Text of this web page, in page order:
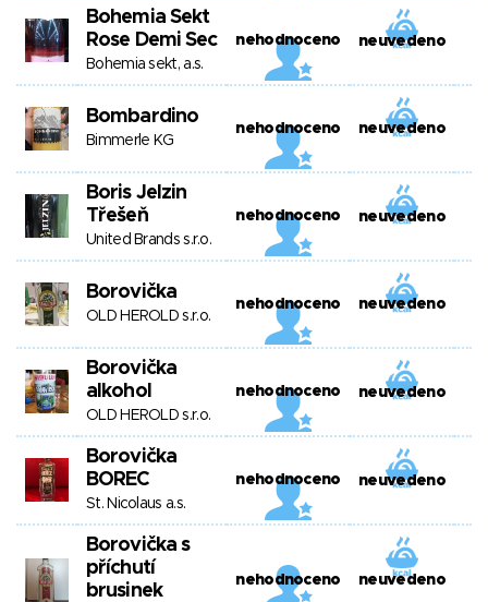
Bohemia Sekt
Rose Demi Sec
Bohemia sekt, a.s.
nehodnoceno neuvedeno
Bombardino
Bimmerle KG
nehodnoceno neuvedeno
Boris Jelzin
Třešeň
United Brands s.r.o.
nehodnoceno neuvedeno
Borovička
OLD HEROLD s.r.o.
nehodnoceno neuvedeno
Borovička
alkohol
OLD HEROLD s.r.o.
nehodnoceno neuvedeno
Borovička
BOREC
St. Nicolaus a.s.
nehodnoceno neuvedeno
Borovička s
příchutí
brusinek
nehodnoceno neuvedeno